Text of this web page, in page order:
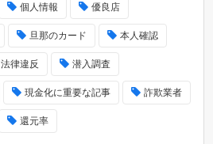
個人情報 優良店
旦那のカード 本人確認
法律違反 潜入調査
現金化に重要な記事 詐欺業者
還元率